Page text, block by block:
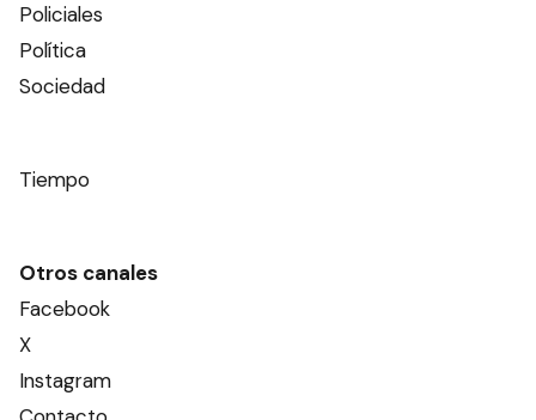
Policiales
Política
Sociedad
Tiempo
Otros canales
Facebook
X
Instagram